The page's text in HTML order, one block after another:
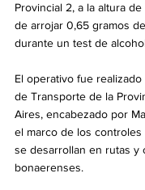
Provincial 2, a la altura
de arrojar 0,65 gramos
durante un test de
El operativo fue
de Transporte de la
Aires, encabezado por
el marco de los
se desarrollan en rutas y
bonaerenses.